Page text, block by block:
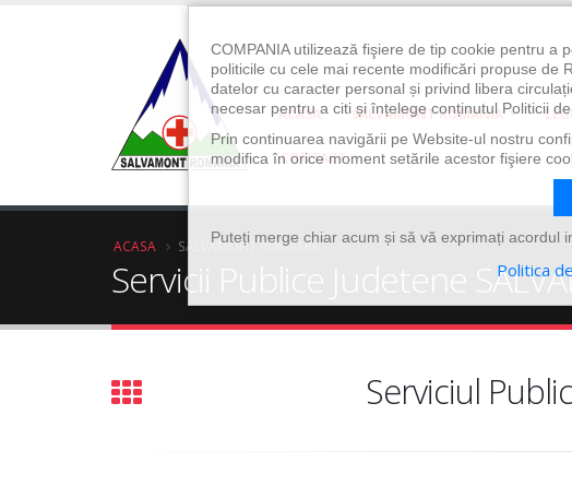
ACASA SALVAMONT ROMANIA
CONTACT
ACASA SALVAMONT ROMANIA
Servicii Publice Judetene
Serviciul
COMPANIA utilizează fişiere de tip cookie pentru
politicile cu cele mai recente modificări propuse de
datelor cu caracter personal și privind libera
necesar pentru a citi și înțelege conținutul Politicii de
Prin continuarea navigării pe Website-ul nostru
modifica în orice moment setările acestor fişiere
Puteți merge chiar acum și să vă exprimați acordul
Politica